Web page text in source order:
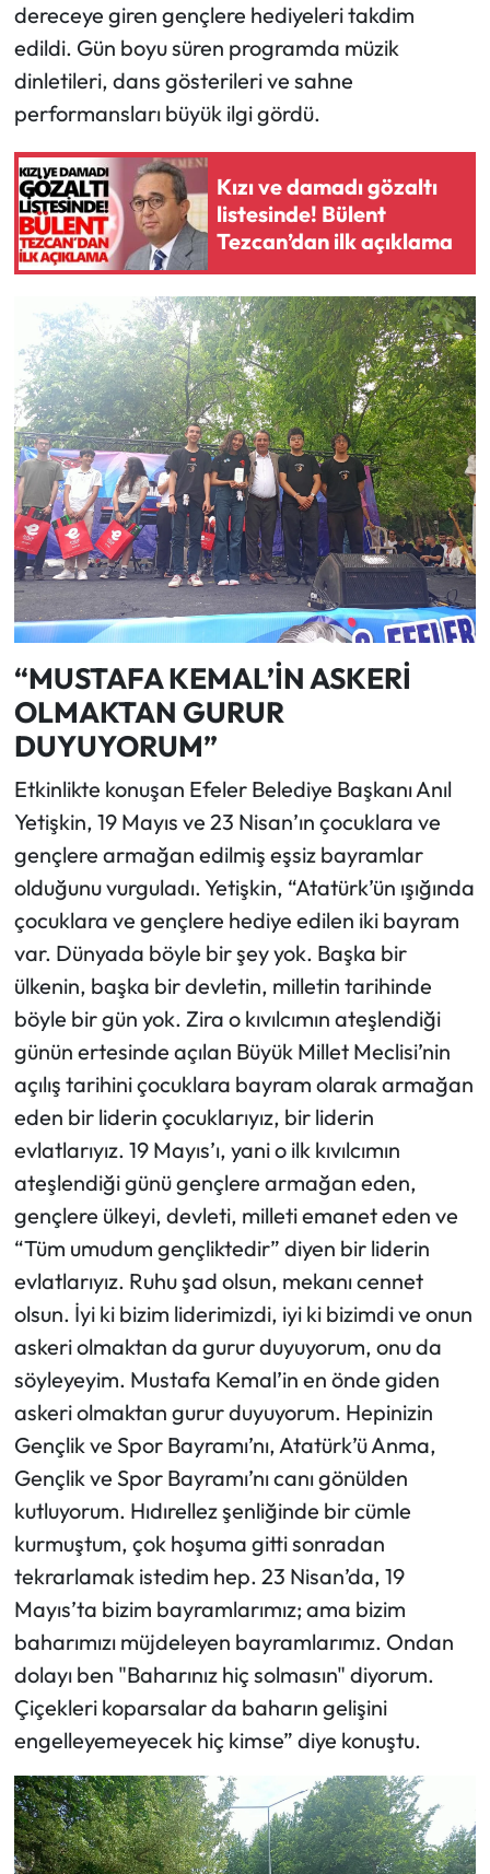
dereceye giren gençlere hediyeleri takdim
edildi. Gün boyu süren programda müzik
dinletileri, dans gösterileri ve sahne
performansları büyük ilgi gördü.
Kızı ve damadı gözaltı
listesinde! Bülent
Tezcan’dan ilk açıklama
“MUSTAFA KEMAL’İN ASKERİ
OLMAKTAN GURUR
DUYUYORUM”
Etkinlikte konuşan Efeler Belediye Başkanı Anıl
Yetişkin, 19 Mayıs ve 23 Nisan’ın çocuklara ve
gençlere armağan edilmiş eşsiz bayramlar
olduğunu vurguladı. Yetişkin, “Atatürk’ün ışığında
çocuklara ve gençlere hediye edilen iki bayram
var. Dünyada böyle bir şey yok. Başka bir
ülkenin, başka bir devletin, milletin tarihinde
böyle bir gün yok. Zira o kıvılcımın ateşlendiği
günün ertesinde açılan Büyük Millet Meclisi’nin
açılış tarihini çocuklara bayram olarak armağan
eden bir liderin çocuklarıyız, bir liderin
evlatlarıyız. 19 Mayıs’ı, yani o ilk kıvılcımın
ateşlendiği günü gençlere armağan eden,
gençlere ülkeyi, devleti, milleti emanet eden ve
“Tüm umudum gençliktedir” diyen bir liderin
evlatlarıyız. Ruhu şad olsun, mekanı cennet
olsun. İyi ki bizim liderimizdi, iyi ki bizimdi ve onun
askeri olmaktan da gurur duyuyorum, onu da
söyleyeyim. Mustafa Kemal’in en önde giden
askeri olmaktan gurur duyuyorum. Hepinizin
Gençlik ve Spor Bayramı’nı, Atatürk’ü Anma,
Gençlik ve Spor Bayramı’nı canı gönülden
kutluyorum. Hıdırellez şenliğinde bir cümle
kurmuştum, çok hoşuma gitti sonradan
tekrarlamak istedim hep. 23 Nisan’da, 19
Mayıs’ta bizim bayramlarımız; ama bizim
baharımızı müjdeleyen bayramlarımız. Ondan
dolayı ben "Baharınız hiç solmasın" diyorum.
Çiçekleri koparsalar da baharın gelişini
engelleyemeyecek hiç kimse” diye konuştu.